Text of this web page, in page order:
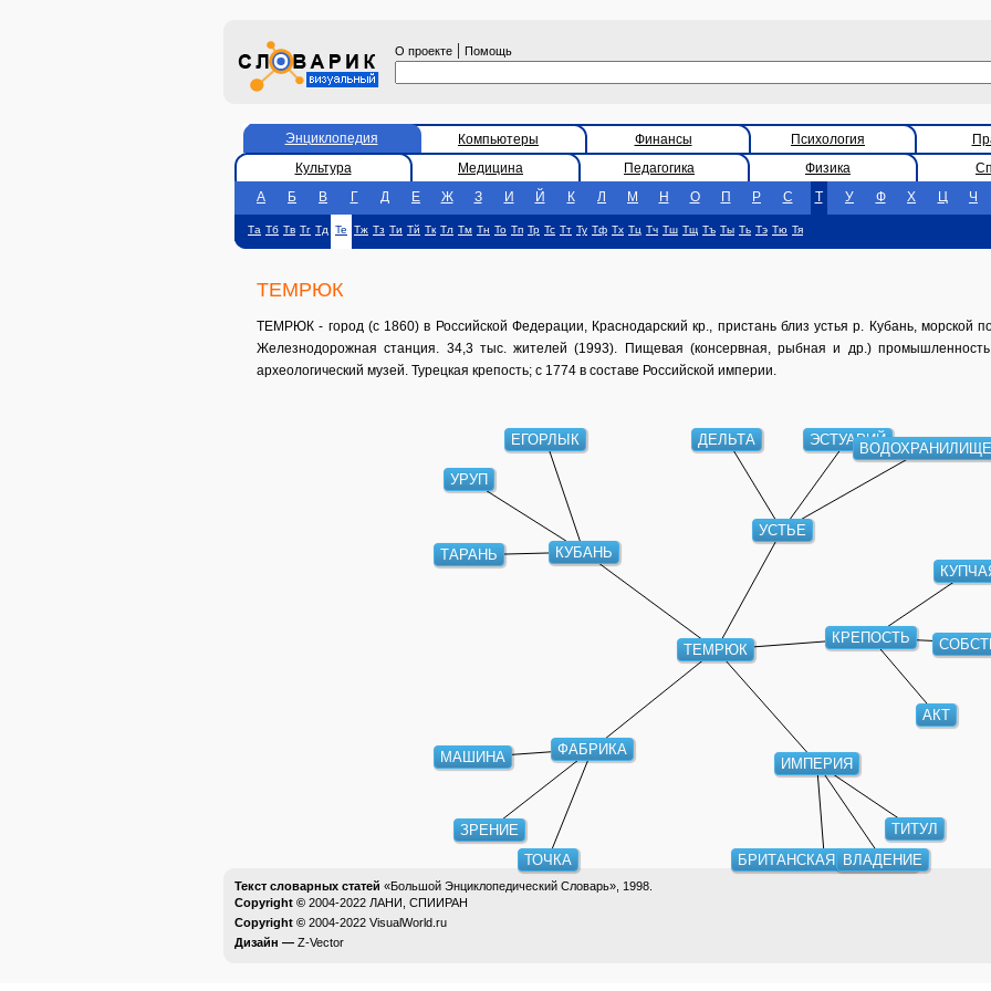
О проекте | Помощь
Энциклопедия Компьютеры Финансы Психология
Культура
Медицина Педагогика Физика
А
Б В Г Д Е Ж З И Й К Л М Н О П Р С Т У Ф Х Ц Ч
Та Тб Тв Тг Тд Те Тж Тз Ти Тй Тк Тл Тм Тн То Тп Тр Тс Тт Ту Тф Тх Тц Тч Тш Тщ Тъ Ты Ть Тэ Тю Тя
ТЕМРЮК
ТЕМРЮК - город (с 1860) в Российской Федерации, Краснодарский кр., пристань близ устья р. Кубань, морской
Железнодорожная станция. 34,3 тыс. жителей (1993). Пищевая (консервная, рыбная и др.)
археологический музей. Турецкая крепость; с 1774 в составе Российской империи.
ТЕМРЮК
КУБАНЬ
УСТЬЕ
КРЕПОСТЬ
ФАБРИКА
ИМПЕРИЯ
ТАРАНЬ
УРУП
ЕГОРЛЫК ЭСТУАРИЙ
ДЕЛЬТА ВОДОХРАНИЛИЩЕ
АКТ
ЗРЕНИЕ
МАШИНА
ТОЧКА БРИТАНСКАЯ ИМПЕРИЯ
ТИТУЛ
ВЛАДЕНИЕ
Текст словарных статей «Большой Энциклопедический Словарь», 1998.
Copyright © 2004-2022 ЛАНИ, СПИИРАН
Copyright © 2004-2022 VisualWorld.ru
Дизайн — Z-Vector